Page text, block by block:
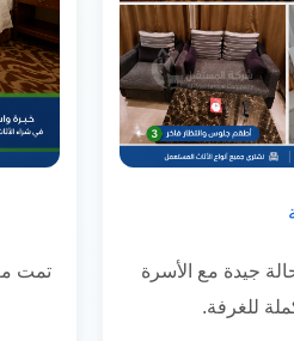
جيدة مع الأسرة
للغرفة.
تمت